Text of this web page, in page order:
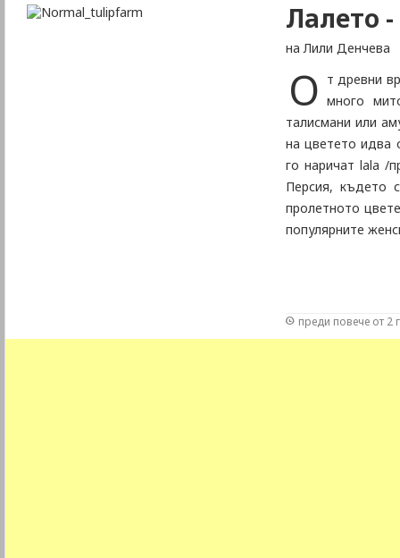
Лалето
на Лили Денчева
О т древни
много
талисмани или
на цветето идва
го наричат lala /
Персия, където
пролетното
популярните
преди повече от 2